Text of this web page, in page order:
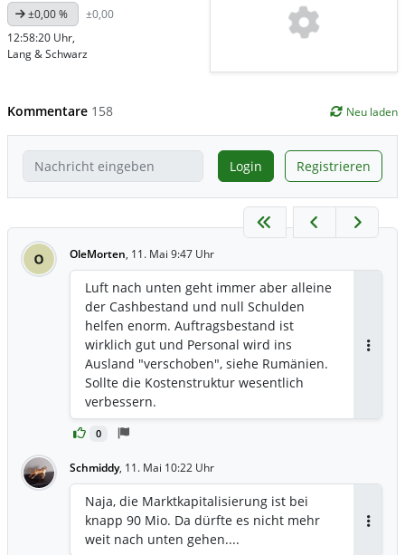
±0,00 %
±0,00
12:58:20 Uhr,
Lang & Schwarz
Kommentare 158 Neu laden
Login Registrieren
O OleMorten, 11. Mai 9:47 Uhr
0
Luft nach unten geht immer aber alleine
der Cashbestand und null Schulden
helfen enorm. Auftragsbestand ist
wirklich gut und Personal wird ins
Ausland "verschoben", siehe Rumänien.
Sollte die Kostenstruktur wesentlich
verbessern.
Schmiddy, 11. Mai 10:22 Uhr
Naja, die Marktkapitalisierung ist bei
knapp 90 Mio. Da dürfte es nicht mehr
weit nach unten gehen....